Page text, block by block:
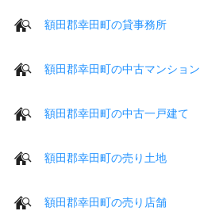
額田郡幸田町の貸事務所
額田郡幸田町の中古マンション
額田郡幸田町の中古一戸建て
額田郡幸田町の売り土地
額田郡幸田町の売り店舗